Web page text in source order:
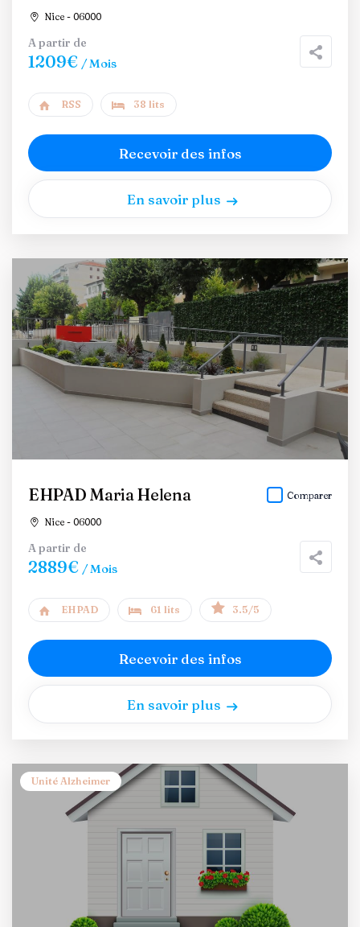
Nice - 06000
A partir de
1209€ / Mois
RSS 38 lits
Recevoir des infos
En savoir plus
EHPAD Maria Helena
Nice - 06000
Comparer
A partir de
2889€ / Mois
EHPAD 61 lits 3.5/5
Recevoir des infos
En savoir plus
Unité Alzheimer